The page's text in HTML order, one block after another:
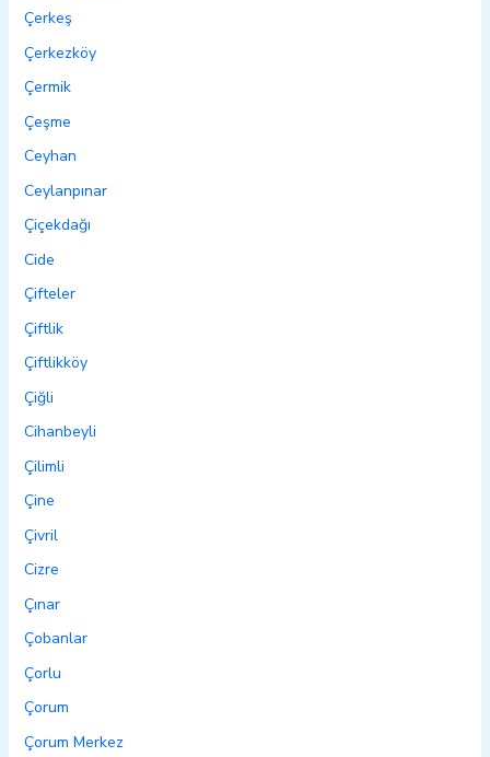
Çerkeş
Çerkezköy
Çermik
Çeşme
Ceyhan
Ceylanpınar
Çiçekdağı
Cide
Çifteler
Çiftlik
Çiftlikköy
Çiğli
Cihanbeyli
Çilimli
Çine
Çivril
Cizre
Çınar
Çobanlar
Çorlu
Çorum
Çorum Merkez